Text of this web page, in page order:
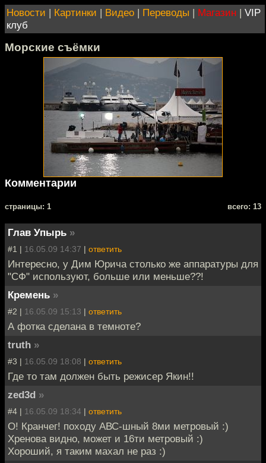
Новости | Картинки | Видео | Переводы | Магазин | VIP
клуб
Морские съёмки
Комментарии
cтраницы: 1 всего: 13
Глав Упырь »
#1 | 16.05.09 14:37 | ответить
Интересно, у Дим Юрича столько же аппаратуры для
"СФ" используют, больше или меньше??!
Кремень »
#2 | 16.05.09 15:13 | ответить
А фотка сделана в темноте?
truth »
#3 | 16.05.09 18:08 | ответить
Где то там должен быть режисер Якин!!
zed3d »
#4 | 16.05.09 18:34 | ответить
О! Кранчег! походу АВС-шный 8ми метровый :)
Хренова видно, может и 16ти метровый :)
Хороший, я таким махал не раз :)